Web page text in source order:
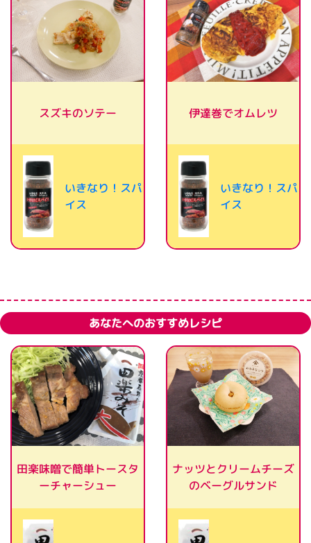
スズキのソテー
いきなり！スパ
イス
伊達巻でオムレツ
いきなり！スパ
イス
あなたへのおすすめレシピ
田楽味噌で簡単トースタ
ーチャーシュー
ナッツとクリームチーズ
のベーグルサンド